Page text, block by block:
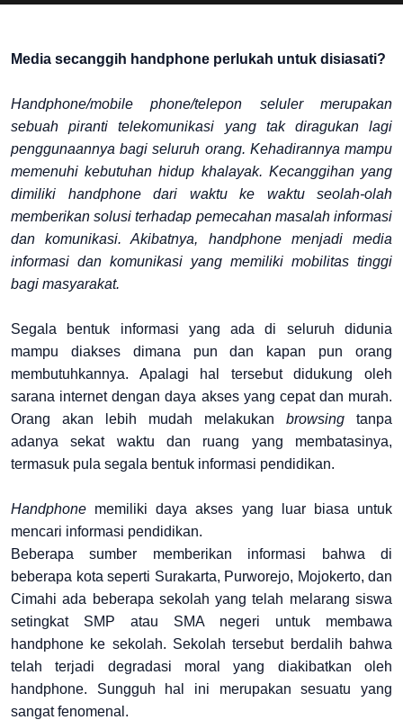
Media secanggih handphone perlukah untuk disiasati?
Handphone/mobile phone/telepon seluler merupakan
sebuah piranti telekomunikasi yang tak diragukan lagi
penggunaannya bagi seluruh orang. Kehadirannya mampu
memenuhi kebutuhan hidup khalayak. Kecanggihan yang
dimiliki handphonedari waktu ke waktu seolah-olah
memberikan solusi terhadap pemecahan masalah informasi
dan komunikasi. Akibatnya, handphonemenjadi media
informasi dan komunikasi yang memiliki mobilitas tinggi
bagi masyarakat.
Segala bentuk informasi yang ada di seluruh didunia
mampu diakses dimana pun dan kapan pun orang
membutuhkannya. Apalagi hal tersebut didukung oleh
sarana internet dengan daya akses yang cepat dan murah.
Orang akan lebih mudah melakukan browsing tanpa
adanya sekat waktu dan ruang yang membatasinya,
termasuk pula segala bentuk informasi pendidikan.
Handphone memiliki daya akses yang luar biasa untuk
mencari informasi pendidikan.
Beberapa sumber memberikan informasi bahwa di
beberapa kota seperti Surakarta, Purworejo, Mojokerto, dan
Cimahi ada beberapa sekolah yang telah melarang siswa
setingkat SMP atau SMA negeri untuk membawa
handphone ke sekolah. Sekolah tersebut berdalih bahwa
telah terjadi degradasi moral yang diakibatkan oleh
handphone. Sungguh hal ini merupakan sesuatu yang
sangat fenomenal.